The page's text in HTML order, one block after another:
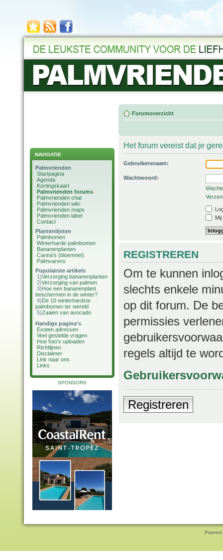
NAVIGATIE
Palmvrienden
Startpagina
Agenda
Kortingskaart
Palmvrienden forums
Palmvrienden chat
Palmvrienden wiki
Palmvrienden maps
Palmvrienden label
Contact
Plantenlijsten
Palmbomen
Winterharde palmbomen
Bananenplanten
Canna's (bloemriet)
Palmvarens
Populairste artikels
1)Verzorging bananenplanten
2)Verzorging van palmen
3)Hoe een bananenplant
beschermen in de winter?
4)De 10 winterhardste
palmbomen ter wereld
5)Zaaien van avocado
Handige pagina's
Exoten adressen
Veel gestelde vragen
Hoe foto's uploaden
Richtlijnen
Disclaimer
Link naar ons
Links
SPONSORS
Forumoverzicht
Het forum vereist dat je
Gebruikersnaam:
Wachtwoord:
REGISTREREN
Om te kunnen
slechts enkele
op dit forum. De
permissies
regels altijd te
Registreren